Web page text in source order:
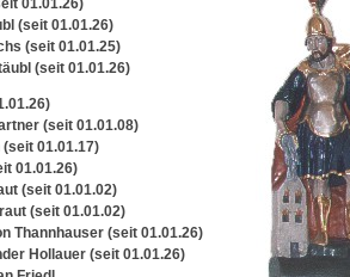
01.01.26)
(seit 01.01.26)
(seit 01.01.25)
(seit 01.01.26)
(seit 01.01.08)
01.01.17)
01.01.26)
(seit 01.01.02)
(seit 01.01.02)
Thannhauser (seit 01.01.26)
Hollauer (seit 01.01.26)